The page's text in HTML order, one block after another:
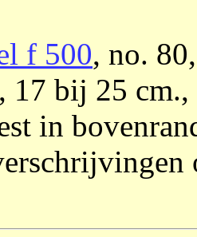
f 500, no.
17 bij 25
in